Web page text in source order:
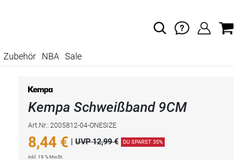
Zubehör NBA Sale
Kempa Schweißband 9CM
Art.Nr.: 2005812-04-ONESIZE
8,44 € | UVP 12,99 € DU SPARST 35%
inkl. 19 % MwSt.